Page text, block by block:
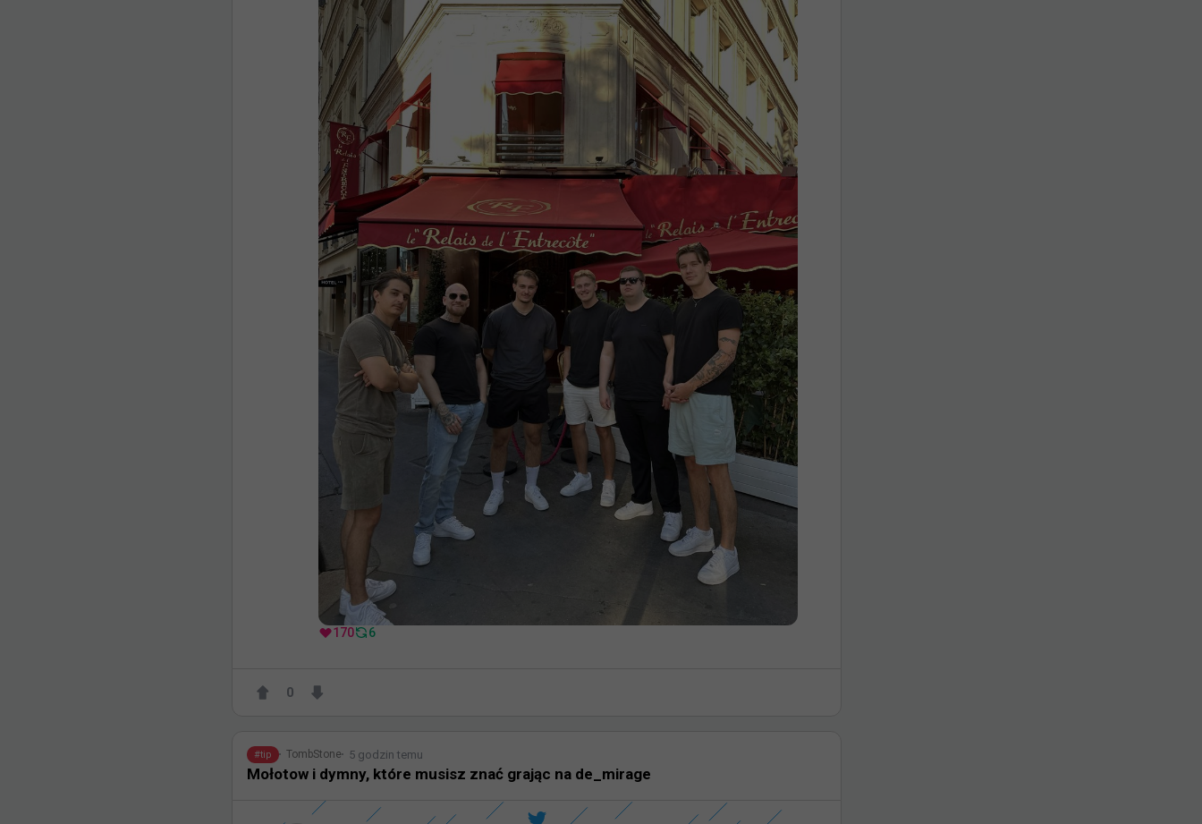
170 6
0
#tip TombStone 5 godzin temu
Mołotow i dymny, które musisz znać grając na de_mirage